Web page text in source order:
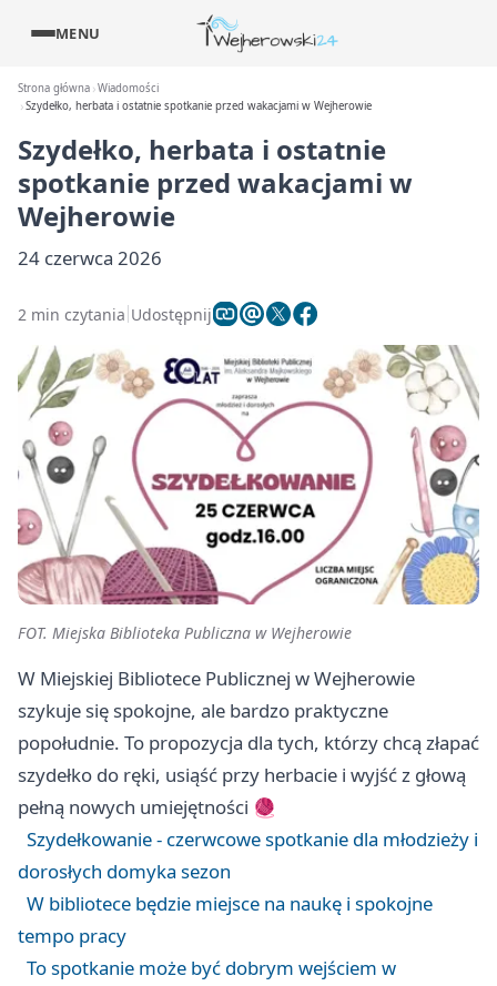
MENU
Strona główna Wiadomości
Szydełko, herbata i ostatnie spotkanie przed wakacjami w Wejherowie
Szydełko, herbata i ostatnie
spotkanie przed wakacjami w
Wejherowie
24 czerwca 2026
2 min czytania Udostępnij
FOT. Miejska Biblioteka Publiczna w Wejherowie
W Miejskiej Bibliotece Publicznej w Wejherowie
szykuje się spokojne, ale bardzo praktyczne
popołudnie. To propozycja dla tych, którzy chcą złapać
szydełko do ręki, usiąść przy herbacie i wyjść z głową
pełną nowych umiejętności 🧶
Szydełkowanie - czerwcowe spotkanie dla młodzieży i
dorosłych domyka sezon
W bibliotece będzie miejsce na naukę i spokojne
tempo pracy
To spotkanie może być dobrym wejściem w